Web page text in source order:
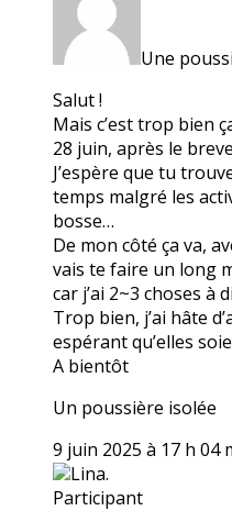
Une
Salut !
Mais c’est trop bien
28 juin, après le
J’espère que tu
temps malgré les
bosse…
De mon côté ça va,
vais te faire un long
car j’ai 2~3 choses à
Trop bien, j’ai hâte
espérant qu’elles
A bientôt
Un poussière isolée
9 juin 2025 à 17 h 04
Lina.
Participant